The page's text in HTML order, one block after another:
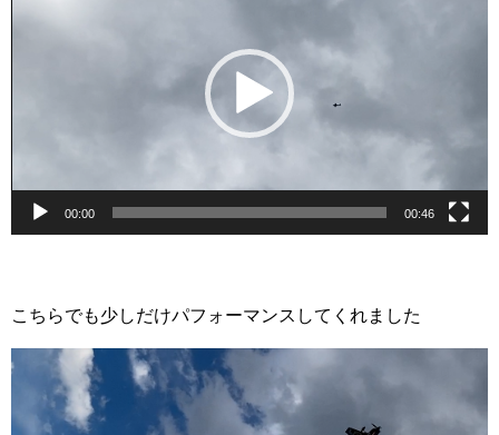
00:00 00:46
こちらでも少しだけパフォーマンスしてくれました
動
プ